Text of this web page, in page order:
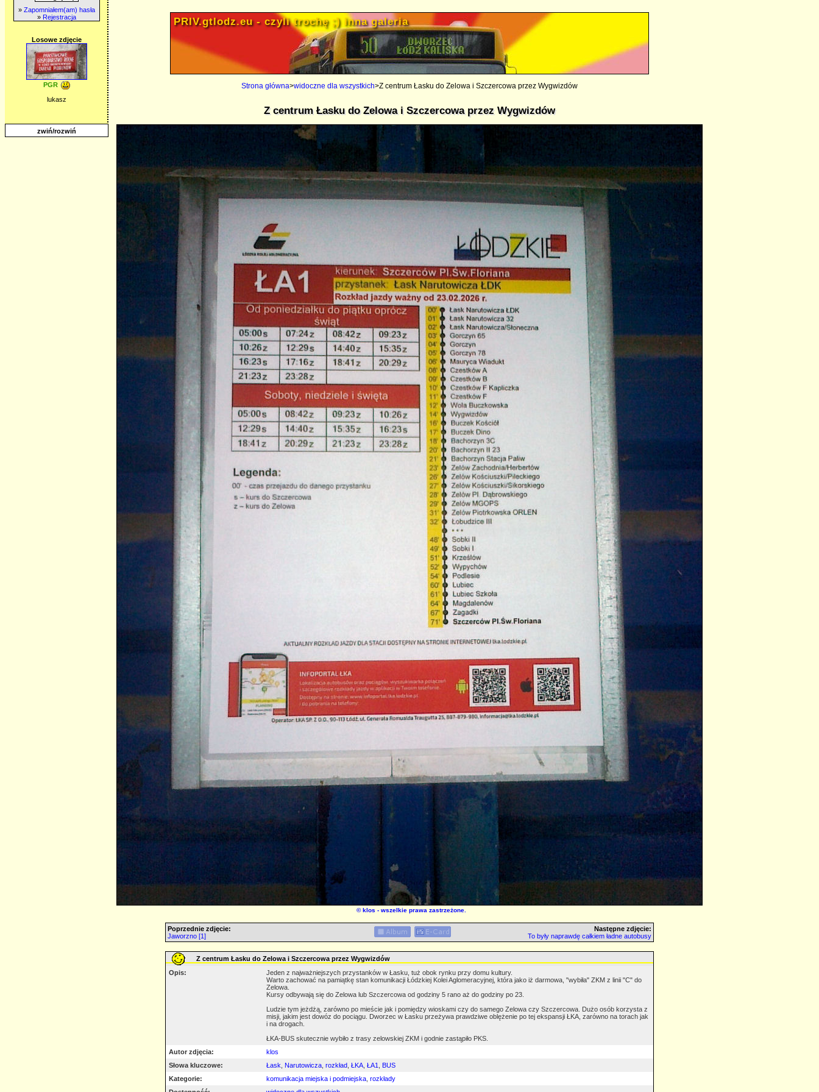
» Zapomniałem(am) hasła
» Rejestracja
Losowe zdjęcie
PGR
lukasz
zwiń/rozwiń
PRIV.gtlodz.eu - czyli trochę ;) inna galeria
Strona główna>widoczne dla wszystkich>Z centrum Łasku do Zelowa i Szczercowa przez Wygwizdów
Z centrum Łasku do Zelowa i Szczercowa przez Wygwizdów
©klos - wszelkie prawa zastrzeżone.
Poprzednie zdjęcie:
Jaworzno [1]
Następne zdjęcie:
To były naprawdę całkiem ładne autobusy
Z centrum Łasku do Zelowa i Szczercowa przez Wygwizdów
Opis:
Jeden z najważniejszych przystanków w Łasku, tuż obok rynku przy domu kultury.
Warto zachować na pamiątkę stan komunikacji Łódzkiej Kolei Aglomeracyjnej, która jako iż darmowa, "wybiła" ZKM z linii "C" do
Zelowa.
Kursy odbywają się do Zelowa lub Szczercowa od godziny 5 rano aż do godziny po 23.
Ludzie tym jeżdżą, zarówno po mieście jak i pomiędzy wioskami czy do samego Zelowa czy Szczercowa. Dużo osób korzysta z
misji, jakim jest dowóz do pociągu. Dworzec w Łasku przeżywa prawdziwe oblężenie po tej ekspansji ŁKA, zarówno na torach jak
i na drogach.
ŁKA-BUS skutecznie wybiło z trasy zelowskiej ZKM i godnie zastąpiło PKS.
Autor zdjęcia:
klos
Słowa kluczowe:
Łask Narutowicza rozkład ŁKA ŁA1
BUS
Kategorie:
komunikacja miejska i podmiejska rozkłady